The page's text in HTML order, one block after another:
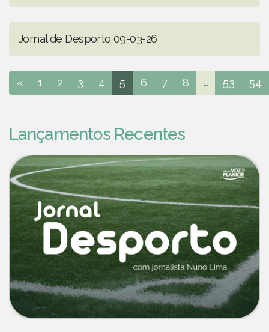
Jornal de Desporto 09-03-26
« 1 2 3 4 5 6 7 8 ... 53 54
Lançamentos Recentes